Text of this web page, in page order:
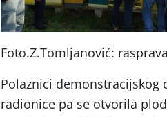
Foto.Z.Tomljanović:
Polaznici demonstracijskog
radionice pa se otvorila